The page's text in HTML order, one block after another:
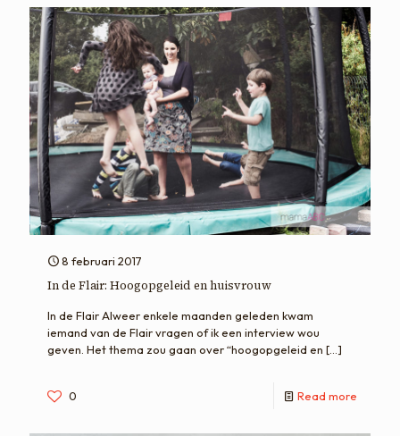
8 februari 2017
In de Flair: Hoogopgeleid en huisvrouw
In de Flair Alweer enkele maanden geleden kwam
iemand van de Flair vragen of ik een interview wou
geven. Het thema zou gaan over “hoogopgeleid en […]
0 Read more